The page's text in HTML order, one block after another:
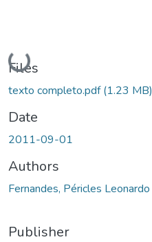
Loading...
Files
texto completo.pdf(1.23 MB)
Date
2011-09-01
Authors
Fernandes, Péricles Leonardo
Publisher